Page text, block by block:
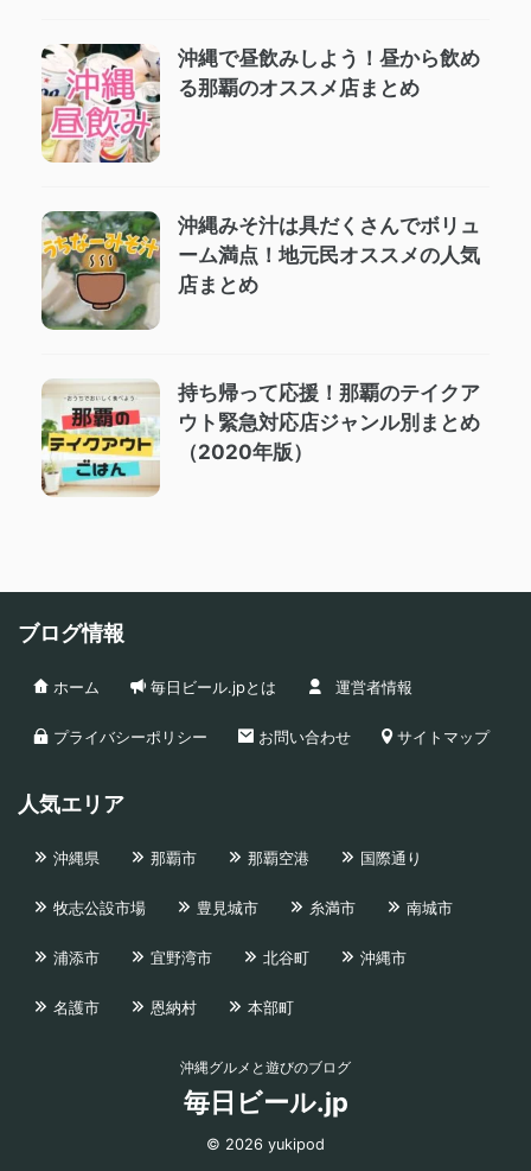
沖縄で昼飲みしよう！昼から飲め
る那覇のオススメ店まとめ
沖縄みそ汁は具だくさんでボリュ
ーム満点！地元民オススメの人気
店まとめ
持ち帰って応援！那覇のテイクア
ウト緊急対応店ジャンル別まとめ
（2020年版）
ブログ情報
ホーム 毎日ビール.jpとは 運営者情報
プライバシーポリシー お問い合わせ サイトマップ
人気エリア
沖縄県 那覇市 那覇空港 国際通り
牧志公設市場 豊見城市 糸満市 南城市
浦添市 宜野湾市 北谷町 沖縄市
名護市 恩納村 本部町
沖縄グルメと遊びのブログ
毎日ビール.jp
© 2026 yukipod